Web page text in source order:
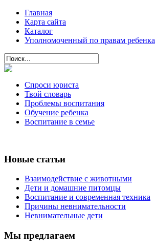
Главная
Карта сайта
Каталог
Уполномоченный по правам ребенка
Спроси юриста
Твой словарь
Проблемы воспитания
Обучение ребенка
Воспитание в семье
Новые статьи
Взаимодействие с животными
Дети и домашние питомцы
Воспитание и современная техника
Причины невнимательности
Невнимательные дети
Мы предлагаем